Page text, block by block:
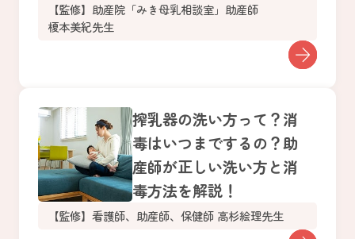
【監修】助産院「みき母乳相談室」助産師
榎本美紀先生
搾乳器の洗い方って？消
毒はいつまでするの？助
産師が正しい洗い方と消
毒方法を解説！
【監修】看護師、助産師、保健師 高杉絵理先生